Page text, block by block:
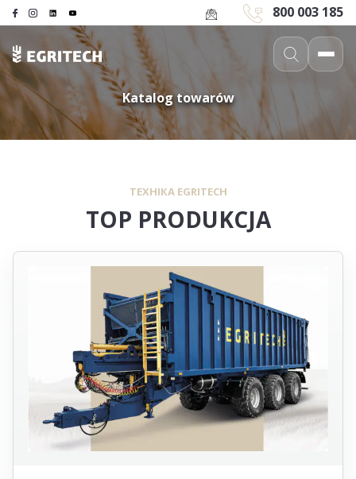
800 003 185
Katalog towarów
Katalog towarów
ТЕХНІКА EGRITECH
TOP PRODUKCJA